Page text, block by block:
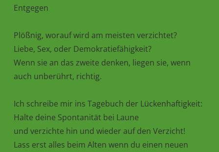
Entgegen
Plößnig, worauf wird am meisten verzichtet?
Liebe, Sex, oder Demokratiefähigkeit?
Wenn sie an das zweite denken, liegen sie, wenn
auch unberührt, richtig.
Ich schreibe mir ins Tagebuch der Lückenhaftigkeit:
Halte deine Spontanität bei Laune
und verzichte hin und wieder auf den Verzicht!
Lass erst alles beim Alten wenn du einen neuen